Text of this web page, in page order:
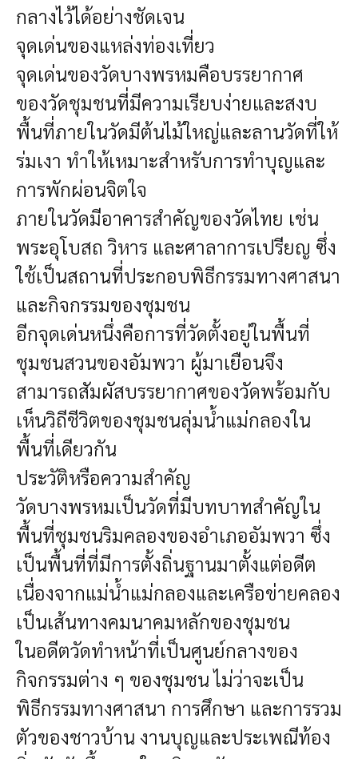
กลางไว้ได้อย่างชัดเจน
จุดเด่นของแหล่งท่องเที่ยว
จุดเด่นของวัดบางพรหมคือบรรยากาศ
ของวัดชุมชนที่มีความเรียบง่ายและสงบ
พื้นที่ภายในวัดมีต้นไม้ใหญ่และลานวัดที่ให้
ร่มเงา ทำให้เหมาะสำหรับการทำบุญและ
การพักผ่อนจิตใจ
ภายในวัดมีอาคารสำคัญของวัดไทย เช่น
พระอุโบสถ วิหาร และศาลาการเปรียญ ซึ่ง
ใช้เป็นสถานที่ประกอบพิธีกรรมทางศาสนา
และกิจกรรมของชุมชน
อีกจุดเด่นหนึ่งคือการที่วัดตั้งอยู่ในพื้นที่
ชุมชนสวนของอัมพวา ผู้มาเยือนจึง
สามารถสัมผัสบรรยากาศของวัดพร้อมกับ
เห็นวิถีชีวิตของชุมชนลุ่มน้ำแม่กลองใน
พื้นที่เดียวกัน
ประวัติหรือความสำคัญ
วัดบางพรหมเป็นวัดที่มีบทบาทสำคัญใน
พื้นที่ชุมชนริมคลองของอำเภออัมพวา ซึ่ง
เป็นพื้นที่ที่มีการตั้งถิ่นฐานมาตั้งแต่อดีต
เนื่องจากแม่น้ำแม่กลองและเครือข่ายคลอง
เป็นเส้นทางคมนาคมหลักของชุมชน
ในอดีตวัดทำหน้าที่เป็นศูนย์กลางของ
กิจกรรมต่าง ๆ ของชุมชน ไม่ว่าจะเป็น
พิธีกรรมทางศาสนา การศึกษา และการรวม
ตัวของชาวบ้าน งานบุญและประเพณีท้อง